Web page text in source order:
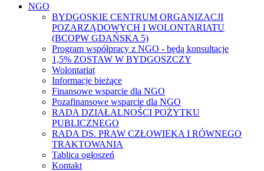
NGO
BYDGOSKIE CENTRUM ORGANIZACJI
POZARZĄDOWYCH I WOLONTARIATU
(BCOPW GDAŃSKA 5)
Program współpracy z NGO - będą konsultacje
1,5% ZOSTAW W BYDGOSZCZY
Wolontariat
Informacje bieżące
Finansowe wsparcie dla NGO
Pozafinansowe wsparcie dla NGO
RADA DZIAŁALNOŚCI POŻYTKU
PUBLICZNEGO
RADA DS. PRAW CZŁOWIEKA I RÓWNEGO
TRAKTOWANIA
Tablica ogłoszeń
Kontakt